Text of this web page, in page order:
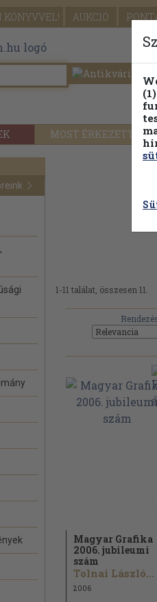
KÖNYVVEL! AUKCIÓ
MOST ÉRKEZETT
1-11 találat, összesen 11.
Magyar Grafika
2006. jubileumi
szám
Tolnai László...
2006